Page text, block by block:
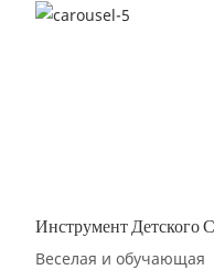
Инструмент Детского
Веселая и обучающая